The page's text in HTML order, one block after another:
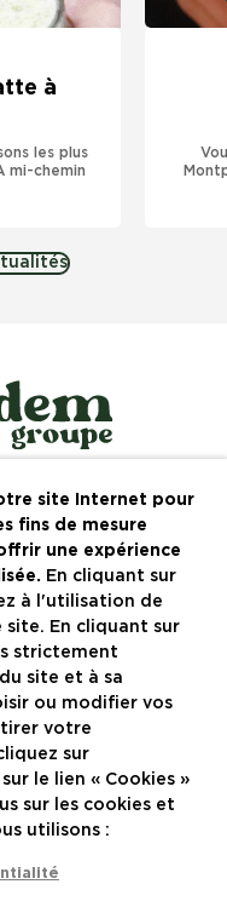
à
les plus
mi-chemin
site Internet pour
fins de mesure
une expérience
En cliquant sur
à l'utilisation de
site. En cliquant sur
strictement
site et à sa
ou modifier vos
votre
sur
le lien « Cookies »
sur les cookies et
utilisons :